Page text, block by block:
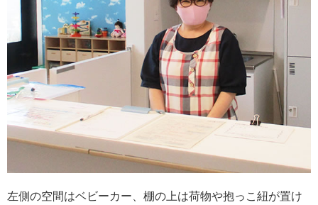
左側の空間はベビーカー、棚の上は荷物や抱っこ紐が置け